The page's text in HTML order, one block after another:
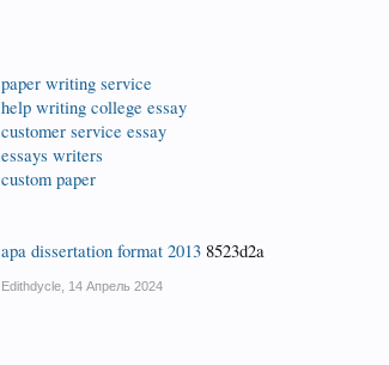
paper writing service
help writing college essay
customer service essay
essays writers
custom paper
apa dissertation format 2013 8523d2a
Edithdycle 14 Апрель 2024